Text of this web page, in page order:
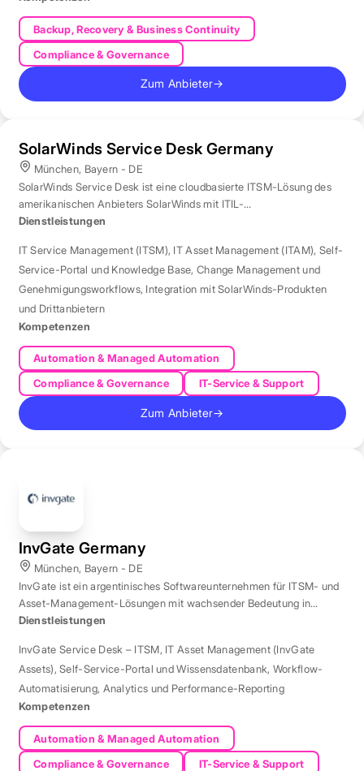
Backup, Recovery & Business Continuity
Compliance & Governance
Zum Anbieter→
SolarWinds Service Desk Germany
München, Bayern - DE
SolarWinds Service Desk ist eine cloudbasierte ITSM-Lösung des
amerikanischen Anbieters SolarWinds mit ITIL-
Prozessunterstützung.
Dienstleistungen
IT Service Management (ITSM), IT Asset Management (ITAM), Self-
Service-Portal und Knowledge Base, Change Management und
Genehmigungsworkflows, Integration mit SolarWinds-Produkten
und Drittanbietern
Kompetenzen
Automation & Managed Automation
Compliance & Governance
IT-Service & Support
Zum Anbieter→
InvGate Germany
München, Bayern - DE
InvGate ist ein argentinisches Softwareunternehmen für ITSM- und
Asset-Management-Lösungen mit wachsender Bedeutung in
Europa.
Dienstleistungen
InvGate Service Desk – ITSM, IT Asset Management (InvGate
Assets),Self-Service-Portal und Wissensdatenbank, Workflow-
Automatisierung, Analytics und Performance-Reporting
Kompetenzen
Automation & Managed Automation
Compliance & Governance
IT-Service & Support